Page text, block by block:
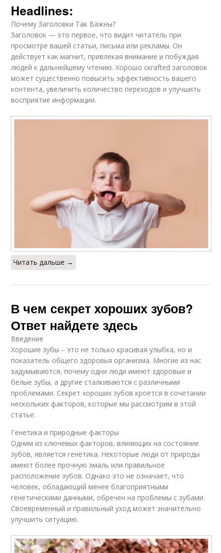
Headlines:
Почему Заголовки Так Важны?
Заголовок — это первое, что видит читатель при
просмотре вашей статьи, письма или рекламы. Он
действует как магнит, привлекая внимание и побуждая
людей к дальнейшему чтению. Хорошо скrafted заголовок
может существенно повысить эффективность вашего
контента, увеличить количество переходов и улучшить
восприятие информации.
Читать дальше →
В чем секрет хороших зубов?
Ответ найдете здесь
Введение
Хорошие зубы – это не только красивая улыбка, но и
показатель общего здоровья организма. Многие из нас
задумываются, почему одни люди имеют здоровые и
белые зубы, а другие сталкиваются с различными
проблемами. Секрет хороших зубов кроется в сочетании
нескольких факторов, которые мы рассмотрим в этой
статье.
Генетика и природные факторы
Одним из ключевых факторов, влияющих на состояние
зубов, является генетика. Некоторые люди от природы
имеют более прочную эмаль или правильное
расположение зубов. Однако это не означает, что
человек, обладающий менее благоприятными
генетическими данными, обречен на проблемы с зубами.
Своевременный и правильный уход может значительно
улучшить ситуацию.